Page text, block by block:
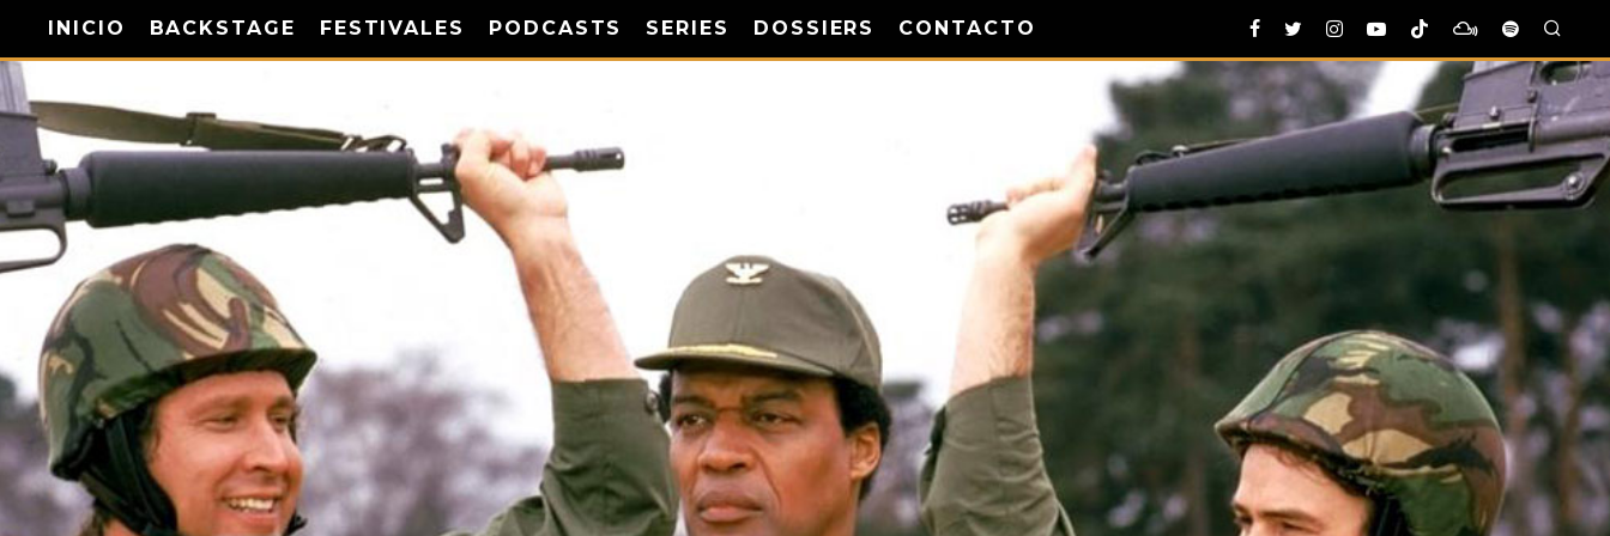
INICIO BACKSTAGE FESTIVALES PODCASTS SERIES DOSSIERS CONTACTO